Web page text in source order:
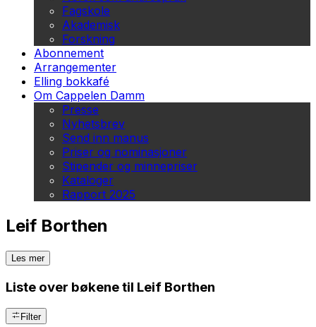
Fagskole
Akademisk
Forskning
Abonnement
Arrangementer
Elling bokkafé
Om Cappelen Damm
Presse
Nyhetsbrev
Send inn manus
Priser og nominasjoner
Stipender og minnepriser
Kataloger
Rapport 2025
Leif Borthen
Les mer
Liste over bøkene til Leif Borthen
Filter